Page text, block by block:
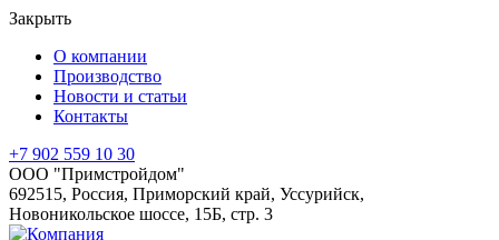
Закрыть
О компании
Производство
Новости и статьи
Контакты
+7 902 559 10 30
ООО "Примстройдом"
692515, Россия, Приморский край, Уссурийск,
Новоникольское шоссе, 15Б, стр. 3